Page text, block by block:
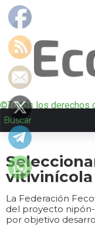
©Todos los derechos
vitivinícola
La Federación
del proyecto
por objetivo